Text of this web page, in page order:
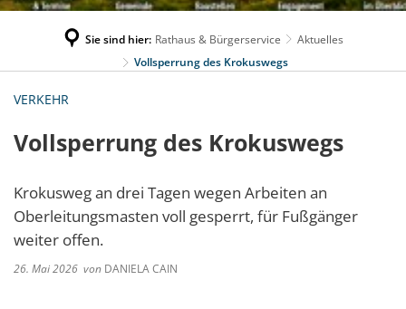
Sie sind hier: Rathaus & Bürgerservice
Aktuelles
Vollsperrung des Krokuswegs
VERKEHR
Vollsperrung des Krokuswegs
Krokusweg an drei Tagen wegen Arbeiten an
Oberleitungsmasten voll gesperrt, für Fußgänger
weiter offen.
26. Mai 2026 von DANIELA CAIN